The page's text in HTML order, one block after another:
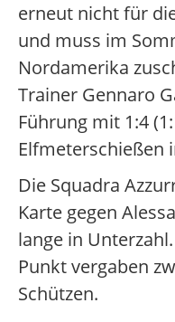
erneut nicht für
und muss im
Nordamerika
Trainer Gennaro
Führung mit 1:4
Elfmeterschießen
Die Squadra
Karte gegen
lange in
Punkt vergaben
Schützen.